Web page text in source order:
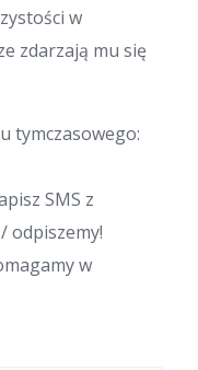
w
zdarzają mu się
tymczasowego:
SMS z
odpiszemy!
w